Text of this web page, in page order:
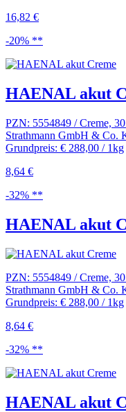
16,82 €
-20% **
HAENAL akut
PZN: 5554849 / Creme,
Strathmann GmbH & Co.
Grundpreis: € 288,00 / 1kg
8,64 €
-32% **
HAENAL akut
PZN: 5554849 / Creme,
Strathmann GmbH & Co.
Grundpreis: € 288,00 / 1kg
8,64 €
-32% **
HAENAL akut